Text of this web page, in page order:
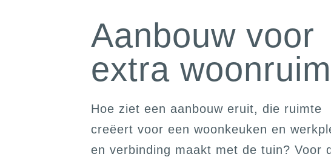
Aanbouw voor
extra
Hoe ziet een aanbouw eruit, die ruimte
creëert voor een woonkeuken en
en verbinding maakt met de tuin? Voor